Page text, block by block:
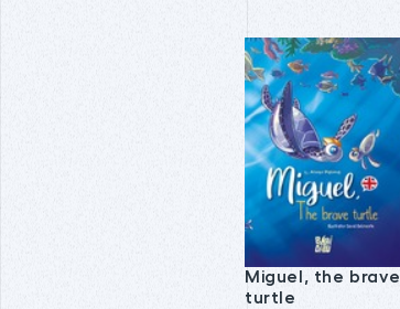
Miguel, the brave
turtle